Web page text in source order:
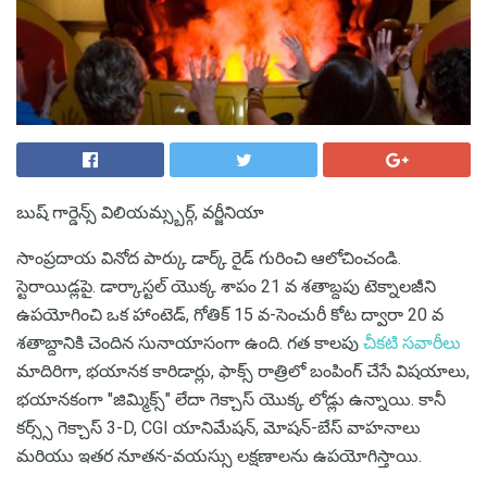
బుష్ గార్డెన్స్ విలియమ్స్బర్గ్, వర్జీనియా
సాంప్రదాయ వినోద పార్కు డార్క్ రైడ్ గురించి ఆలోచించండి.
స్టెరాయిడ్లపై. డార్కాస్టల్ యొక్క శాపం 21 వ శతాబ్దపు టెక్నాలజీని
ఉపయోగించి ఒక హాంటెడ్, గోతిక్ 15 వ-సెంచురీ కోట ద్వారా 20 వ
శతాబ్దానికి చెందిన సునాయాసంగా ఉంది. గత కాలపు చీకటి సవారీలు
మాదిరిగా, భయానక కారిడార్లు, ఫాక్స్ రాత్రిలో బంపింగ్ చేసే విషయాలు,
భయానకంగా "జిమ్మిక్స్" లేదా గెక్చాస్ యొక్క లోడ్లు ఉన్నాయి. కానీ
కర్స్స్ గెక్చాస్ 3-D, CGI యానిమేషన్, మోషన్-బేస్ వాహనాలు
మరియు ఇతర నూతన-వయస్సు లక్షణాలను ఉపయోగిస్తాయి.